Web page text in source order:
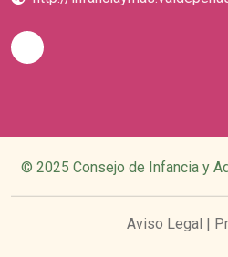
© 2025 Consejo de Infancia y
Aviso Legal |